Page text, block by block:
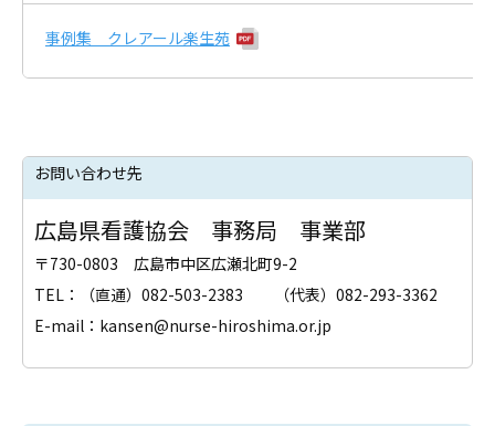
事例集 クレアール楽生苑
お問い合わせ先
広島県看護協会 事務局 事業部
〒730-0803 広島市中区広瀬北町9-2
TEL：（直通）082-503-2383 （代表）082-293-3362
E-mail：kansen@nurse-hiroshima.or.jp